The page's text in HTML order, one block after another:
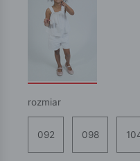
rozmiar
092 098